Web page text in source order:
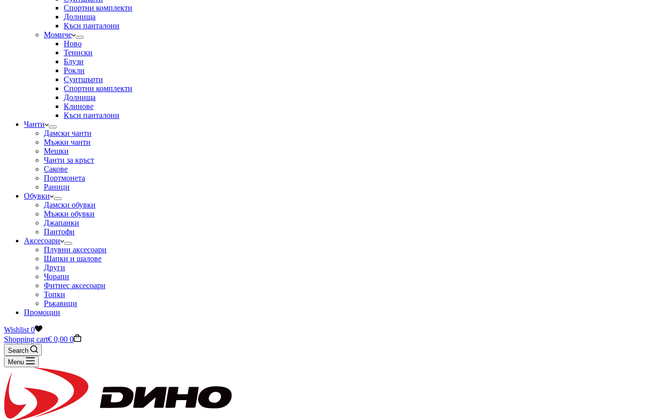
Спортни комплекти
Долнища
Къси панталони
Момиче
Ново
Тениски
Блузи
Рокли
Суитшърти
Спортни комплекти
Долнища
Клинове
Къси панталони
Чанти
Дамски чанти
Мъжки чанти
Мешки
Чанти за кръст
Сакове
Портмонета
Раници
Обувки
Дамски обувки
Мъжки обувки
Джапанки
Пантофи
Аксесоари
Плувни аксесоари
Шапки и шалове
Други
Чорапи
Фитнес аксесоари
Топки
Ръкавици
Промоции
Wishlist 0
Shopping cart€ 0,00 0
Search
Menu